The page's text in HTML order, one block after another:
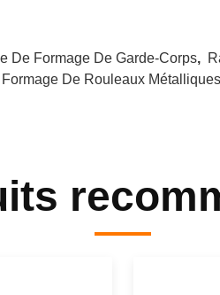
De Formage De Garde-Corps,
De Rouleaux Métalliques